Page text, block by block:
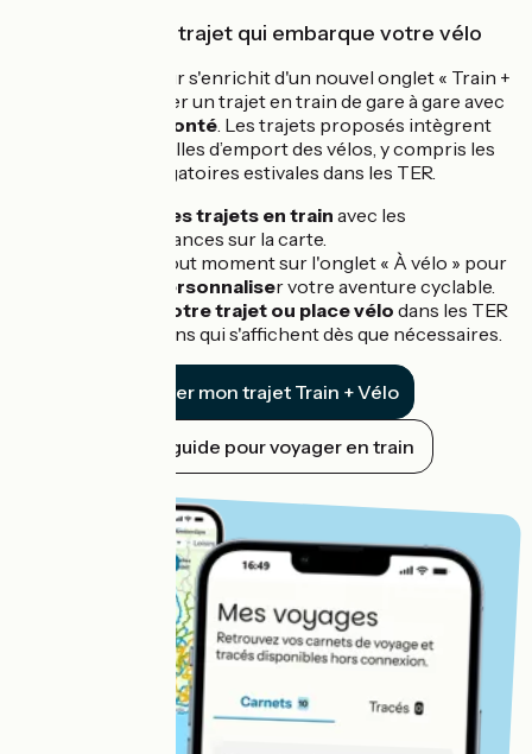
Pour trouver un trajet qui embarque votre vélo
Notre planificateur s'enrichit d'un nouvel onglet « Train +
vélo » pour calculer un trajet en train de gare à gare avec
vélo non démonté. Les trajets proposés intègrent
les conditions réelles d’emport des vélos, y compris les
réservations obligatoires estivales dans les TER.
Visualisez les trajets en train avec les
correspondances sur la carte.
Basculez à tout moment sur l'onglet « À vélo » pour
tracer et personnaliser votre aventure cyclable.
Réservez votre trajet ou place vélo dans les TER
grâce aux liens qui s'affichent dès que nécessaires.
Trouver mon trajet Train + Vélo
Notre guide pour voyager en train